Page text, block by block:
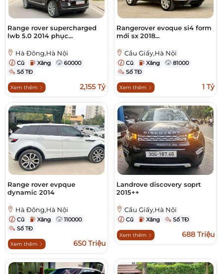
Range rover supercharged
lwb 5.0 2014 phục...
Hà Đông,Hà Nội
Cũ Xăng
60000
Số TĐ
Xem thêm 2,155 Tỷ
Rangerover evoque si4 form
mới sx 2018...
Cầu Giấy,Hà Nội
Cũ Xăng
81000
Số TĐ
Xem thêm 1 Tỷ
Range rover evpque
dynamic 2014
Hà Đông,Hà Nội
Cũ Xăng
110000
Số TĐ
Xem thêm 650 Triệu
Landrove discovery soprt
2015++
Cầu Giấy,Hà Nội
Cũ Xăng Số TĐ
Xem thêm 688 Triệu